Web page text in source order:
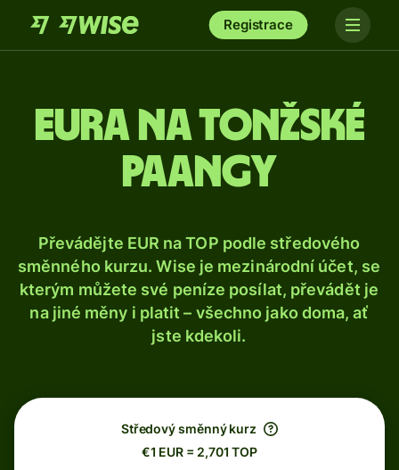
Registrace
Eura na tonžské
paangy
Převádějte EUR na TOP podle středového
směnného kurzu. Wise je mezinárodní účet, se
kterým můžete své peníze posílat, převádět je
na jiné měny i platit – všechno jako doma, ať
jste kdekoli.
Středový směnný kurz
€1 EUR = 2,701 TOP